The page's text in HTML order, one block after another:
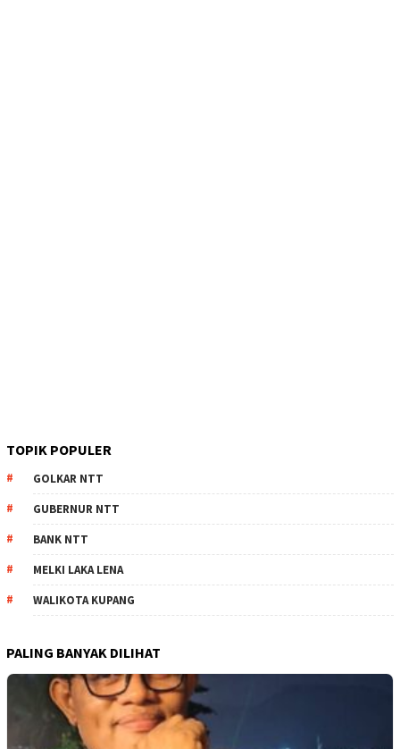
TOPIK POPULER
GOLKAR NTT
GUBERNUR NTT
BANK NTT
MELKI LAKA LENA
WALIKOTA KUPANG
PALING BANYAK DILIHAT